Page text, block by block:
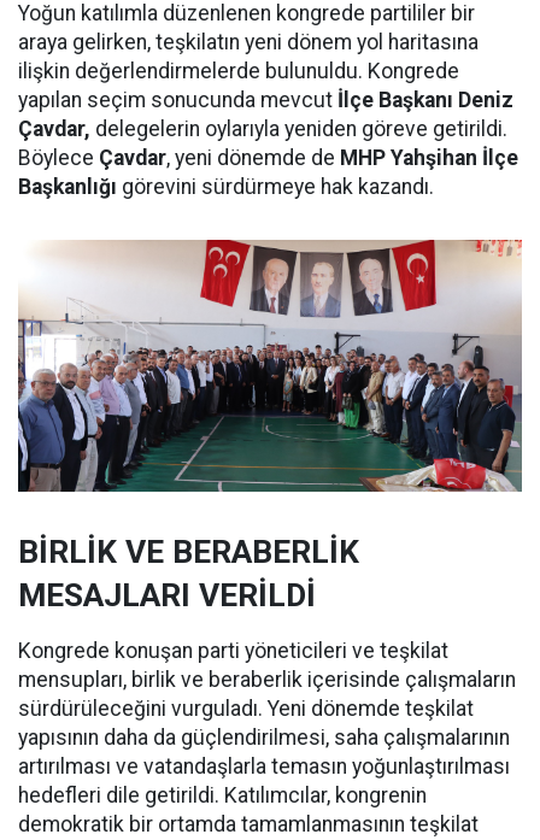
Yoğun katılımla düzenlenen kongrede partililer bir
araya gelirken, teşkilatın yeni dönem yol haritasına
ilişkin değerlendirmelerde bulunuldu. Kongrede
yapılan seçim sonucunda mevcut İlçe Başkanı Deniz
Çavdar, delegelerin oylarıyla yeniden göreve getirildi.
Böylece Çavdar, yeni dönemde de MHP Yahşihan İlçe
Başkanlığı görevini sürdürmeye hak kazandı.
BİRLİK VE BERABERLİK
MESAJLARI VERİLDİ
Kongrede konuşan parti yöneticileri ve teşkilat
mensupları, birlik ve beraberlik içerisinde çalışmaların
sürdürüleceğini vurguladı. Yeni dönemde teşkilat
yapısının daha da güçlendirilmesi, saha çalışmalarının
artırılması ve vatandaşlarla temasın yoğunlaştırılması
hedefleri dile getirildi. Katılımcılar, kongrenin
demokratik bir ortamda tamamlanmasının teşkilat